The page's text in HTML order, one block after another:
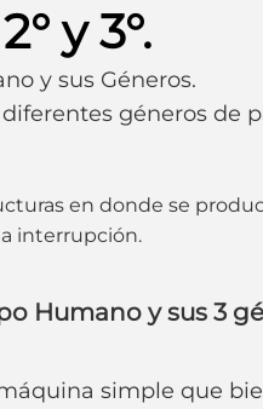
2° y 3°.
y sus Géneros.
géneros de
en donde se
interrupción.
Humano y sus 3
simple que